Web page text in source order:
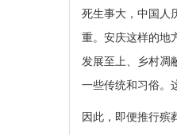
死生事大，中国人
重。安庆这样的地
发展至上、乡村凋
一些传统和习俗。
因此，即便推行殡